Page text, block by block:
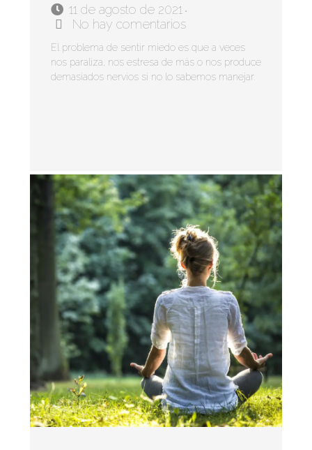
11 de agosto de 2021 •
No hay comentarios
El problema de sentir miedo es que a veces
nos paraliza, nos estresa de más o nos produce
demasiados nervios si no lo sabemos manejar.